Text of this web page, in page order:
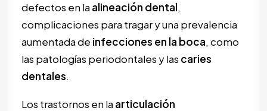
defectos en la alineación dental,
complicaciones para tragar y una prevalencia
aumentada de infecciones en la boca, como
las patologías periodontales y las caries
dentales.
Los trastornos en la articulación